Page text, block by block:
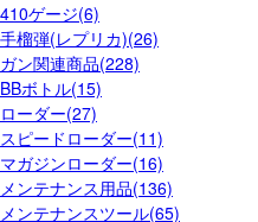
410ゲージ(6)
手榴弾(レプリカ)(26)
ガン関連商品(228)
BBボトル(15)
ローダー(27)
スピードローダー(11)
マガジンローダー(16)
メンテナンス用品(136)
メンテナンスツール(65)